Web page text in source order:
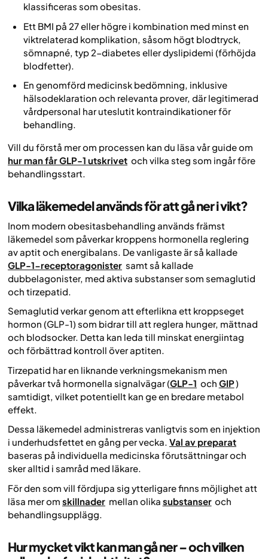
klassificeras som obesitas.
Ett BMI på 27 eller högre i kombination med minst en
viktrelaterad komplikation, såsom högt blodtryck,
sömnapné, typ 2-diabetes eller dyslipidemi (förhöjda
blodfetter).
En genomförd medicinsk bedömning, inklusive
hälsodeklaration och relevanta prover, där legitimerad
vårdpersonal har uteslutit kontraindikationer för
behandling.
Vill du förstå mer om processen kan du läsa vår guide om
hur man får GLP-1 utskrivet och vilka steg som ingår före
behandlingsstart.
Vilka läkemedel används för att gå ner i vikt?
Inom modern obesitasbehandling används främst
läkemedel som påverkar kroppens hormonella reglering
av aptit och energibalans. De vanligaste är så kallade
GLP-1-receptoragonister samt så kallade
dubbelagonister, med aktiva substanser som semaglutid
och tirzepatid.
Semaglutid verkar genom att efterlikna ett kroppseget
hormon (GLP-1) som bidrar till att reglera hunger, mättnad
och blodsocker. Detta kan leda till minskat energiintag
och förbättrad kontroll över aptiten.
Tirzepatid har en liknande verkningsmekanism men
påverkar två hormonella signalvägar (GLP-1 och GIP)
samtidigt, vilket potentiellt kan ge en bredare metabol
effekt.
Dessa läkemedel administreras vanligtvis som en injektion
i underhudsfettet en gång per vecka. Val av preparat
baseras på individuella medicinska förutsättningar och
sker alltid i samråd med läkare.
För den som vill fördjupa sig ytterligare finns möjlighet att
läsa mer om skillnader mellan olika substanser och
behandlingsupplägg.
Hur mycket vikt kan man gå ner – och vilken